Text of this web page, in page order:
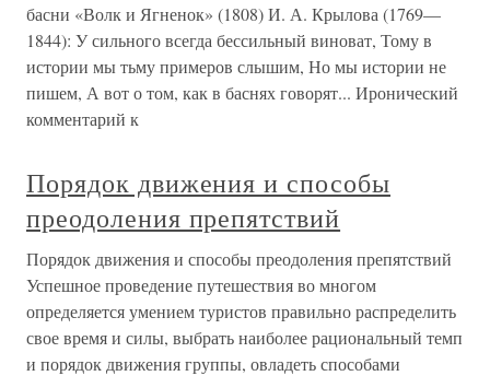
басни «Волк и Ягненок» (1808) И. А. Крылова (1769—
1844): У сильного всегда бессильный виноват, Тому в
истории мы тьму примеров слышим, Но мы истории не
пишем, А вот о том, как в баснях говорят... Иронический
комментарий к
Порядок движения и способы
преодоления препятствий
Порядок движения и способы преодоления препятствий
Успешное проведение путешествия во многом
определяется умением туристов правильно распределить
свое время и силы, выбрать наиболее рациональный темп
и порядок движения группы, овладеть способами